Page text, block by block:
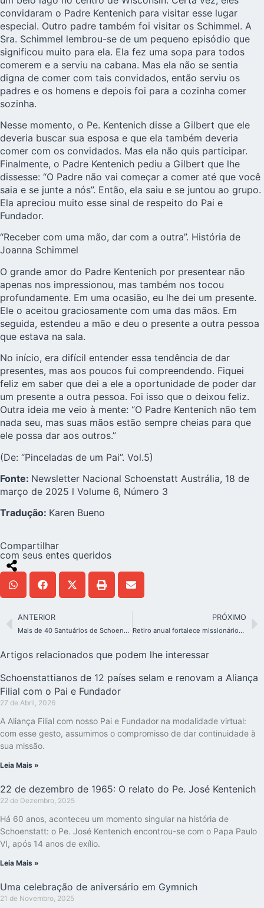
convidaram o Padre Kentenich para visitar esse lugar
especial. Outro padre também foi visitar os Schimmel. A
Sra. Schimmel lembrou-se de um pequeno episódio que
significou muito para ela. Ela fez uma sopa para todos
comerem e a serviu na cabana. Mas ela não se sentia
digna de comer com tais convidados, então serviu os
padres e os homens e depois foi para a cozinha comer
sozinha.
Nesse momento, o Pe. Kentenich disse a Gilbert que ele
deveria buscar sua esposa e que ela também deveria
comer com os convidados. Mas ela não quis participar.
Finalmente, o Padre Kentenich pediu a Gilbert que lhe
dissesse: “O Padre não vai começar a comer até que você
saia e se junte a nós”. Então, ela saiu e se juntou ao grupo.
Ela apreciou muito esse sinal de respeito do Pai e
Fundador.
“Receber com uma mão, dar com a outra”. História de
Joanna Schimmel
O grande amor do Padre Kentenich por presentear não
apenas nos impressionou, mas também nos tocou
profundamente. Em uma ocasião, eu lhe dei um presente.
Ele o aceitou graciosamente com uma das mãos. Em
seguida, estendeu a mão e deu o presente a outra pessoa
que estava na sala.
No início, era difícil entender essa tendência de dar
presentes, mas aos poucos fui compreendendo. Fiquei
feliz em saber que dei a ele a oportunidade de poder dar
um presente a outra pessoa. Foi isso que o deixou feliz.
Outra ideia me veio à mente: “O Padre Kentenich não tem
nada seu, mas suas mãos estão sempre cheias para que
ele possa dar aos outros.”
(De: “Pinceladas de um Pai”. Vol.5)
Fonte: Newsletter Nacional Schoenstatt Austrália, 18 de
março de 2025 l Volume 6, Número 3
Tradução: Karen Bueno
Compartilhar
com seus entes queridos
ANTERIOR
Mais de 40 Santuários de Schoenstatt são lugares de peregrinação no Ano Santo
PRÓXIMO
Retiro anual fortalece missionários da Campanha da Mãe Peregrina na Europa
Artigos relacionados que podem lhe interessar
Schoenstattianos de 12 países selam e renovam a Aliança
Filial com o Pai e Fundador
27 de Abril, 2026
A Aliança Filial com nosso Pai e Fundador na modalidade virtual:
com esse gesto, assumimos o compromisso de dar continuidade à
sua missão.
Leia Mais »
22 de dezembro de 1965: O relato do Pe. José Kentenich
22 de Dezembro, 2025
Há 60 anos, aconteceu um momento singular na história de
Schoenstatt: o Pe. José Kentenich encontrou-se com o Papa Paulo
VI, após 14 anos de exílio.
Leia Mais »
Uma celebração de aniversário em Gymnich
21 de Novembro, 2025